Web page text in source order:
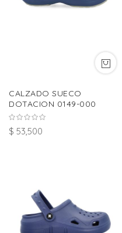
CALZADO SUECO
DOTACION 0149-000
$ 53,500